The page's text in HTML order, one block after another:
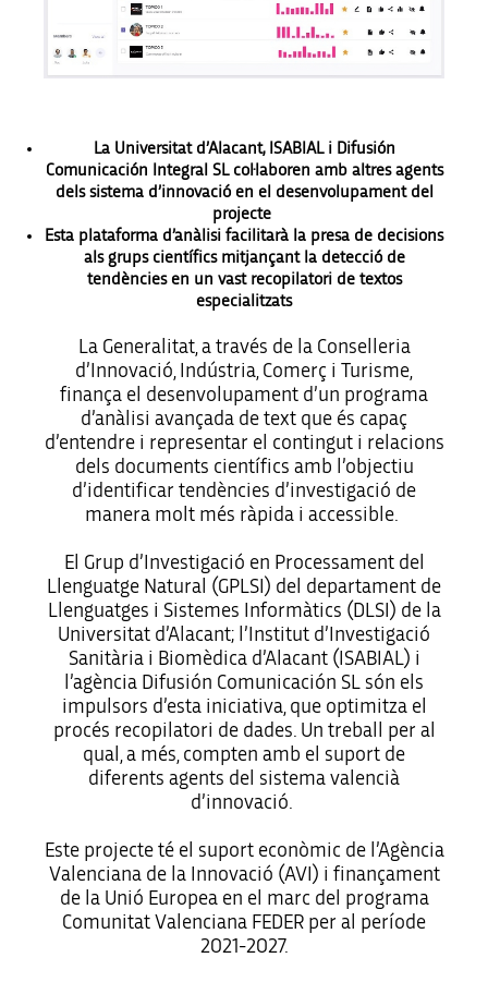
La Universitat d’Alacant, ISABIAL i Difusión
Comunicación Integral SL col·laboren amb altres agents
dels sistema d’innovació en el desenvolupament del
projecte
Esta plataforma d’anàlisi facilitarà la presa de decisions
als grups científics mitjançant la detecció de
tendències en un vast recopilatori de textos
especialitzats
La Generalitat, a través de la Conselleria
d’Innovació, Indústria, Comerç i Turisme,
finança el desenvolupament d’un programa
d’anàlisi avançada de text que és capaç
d’entendre i representar el contingut i relacions
dels documents científics amb l’objectiu
d’identificar tendències d’investigació de
manera molt més ràpida i accessible.
El Grup d’Investigació en Processament del
Llenguatge Natural (GPLSI) del departament de
Llenguatges i Sistemes Informàtics (DLSI) de la
Universitat d’Alacant; l’Institut d’Investigació
Sanitària i Biomèdica d’Alacant (ISABIAL) i
l’agència Difusión Comunicación SL són els
impulsors d’esta iniciativa, que optimitza el
procés recopilatori de dades. Un treball per al
qual, a més, compten amb el suport de
diferents agents del sistema valencià
d’innovació.
Este projecte té el suport econòmic de l’Agència
Valenciana de la Innovació (AVI) i finançament
de la Unió Europea en el marc del programa
Comunitat Valenciana FEDER per al període
2021-2027.